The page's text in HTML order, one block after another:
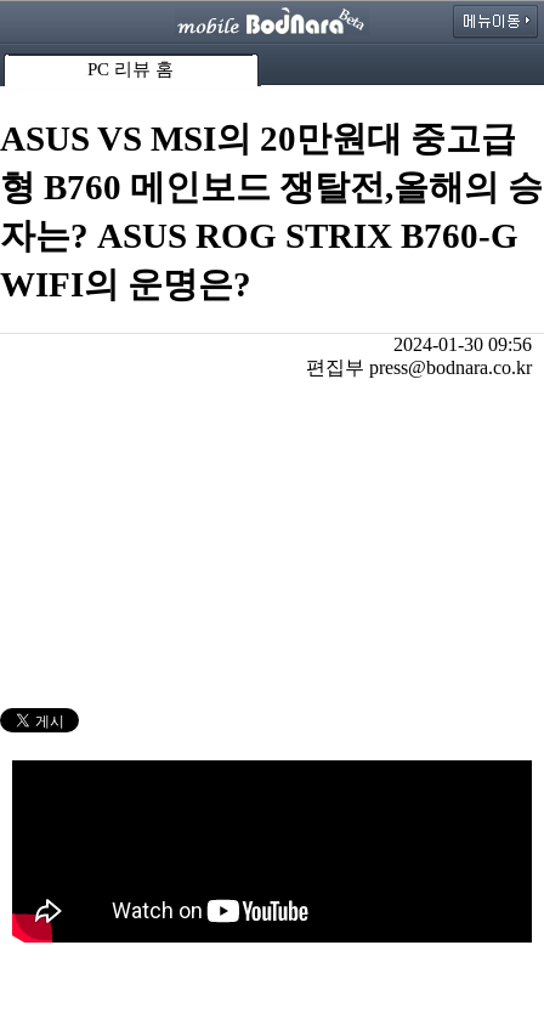
PC 리뷰 홈
ASUS VS MSI의 20만원대 중고급
형 B760 메인보드 쟁탈전,올해의 승
자는? ASUS ROG STRIX B760-G
WIFI의 운명은?
2024-01-30 09:56
편집부 press@bodnara.co.kr